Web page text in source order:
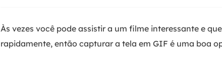
Às vezes você pode assistir a um filme interessante e
rapidamente, então capturar a tela em GIF é uma boa